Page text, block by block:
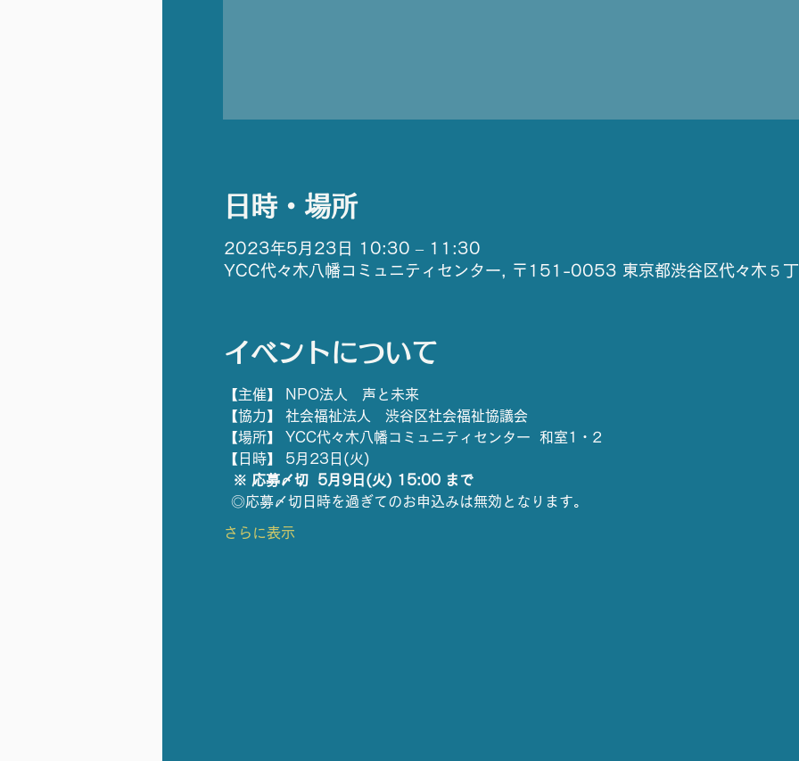
日時・場所
2023年5月23日 10:30 – 11:30
YCC代々木八幡コミュニティセンター, 〒151-0053 東京都渋谷区代々木５
イベントについて
【主催】 NPO法人　声と未来
【協力】 社会福祉法人　渋谷区社会福祉協議会
【場所】 YCC代々木八幡コミュニティセンター  和室1・2
【日時】 5月23日(火)
※ 応募〆切  5月9日(火) 15:00 まで
◎応募〆切日時を過ぎてのお申込みは無効となります。
さらに表示